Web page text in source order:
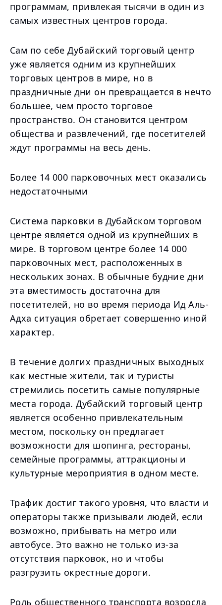
программам, привлекая тысячи в один из
самых известных центров города.
Сам по себе Дубайский торговый центр
уже является одним из крупнейших
торговых центров в мире, но в
праздничные дни он превращается в нечто
большее, чем просто торговое
пространство. Он становится центром
общества и развлечений, где посетителей
ждут программы на весь день.
Более 14 000 парковочных мест оказались
недостаточными
Система парковки в Дубайском торговом
центре является одной из крупнейших в
мире. В торговом центре более 14 000
парковочных мест, расположенных в
нескольких зонах. В обычные будние дни
эта вместимость достаточна для
посетителей, но во время периода Ид Аль-
Адха ситуация обретает совершенно иной
характер.
В течение долгих праздничных выходных
как местные жители, так и туристы
стремились посетить самые популярные
места города. Дубайский торговый центр
является особенно привлекательным
местом, поскольку он предлагает
возможности для шопинга, рестораны,
семейные программы, аттракционы и
культурные мероприятия в одном месте.
Трафик достиг такого уровня, что власти и
операторы также призывали людей, если
возможно, прибывать на метро или
автобусе. Это важно не только из-за
отсутствия парковок, но и чтобы
разгрузить окрестные дороги.
Роль общественного транспорта возросла